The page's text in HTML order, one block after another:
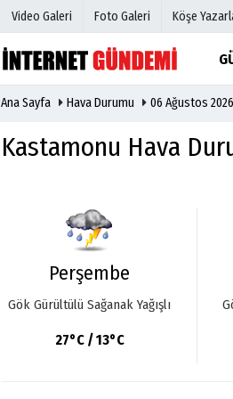
Video Galeri Foto Galeri Köşe
Hava
Anketler
Ana Sayfa Hava Durumu 06 Ağustos
Kastamonu Hava
Perşembe
Gök Gürültülü Sağanak Yağışlı
27°C / 13°C